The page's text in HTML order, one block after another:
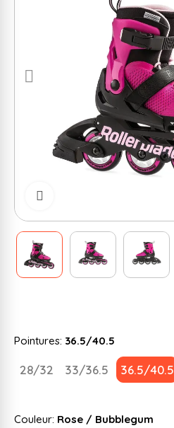
Pointures: 36.5/40.5
28/32 33/36.5 36.5/40.5
Couleur: Rose / Bubblegum